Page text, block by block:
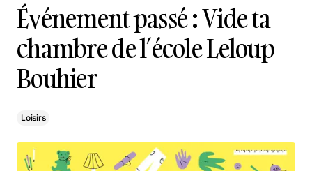
Événement passé : Vide ta
chambre de l’école Leloup
Bouhier
Loisirs